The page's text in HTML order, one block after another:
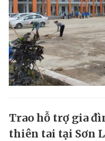
Trao hỗ trợ gia
thiên tai tại Sơn